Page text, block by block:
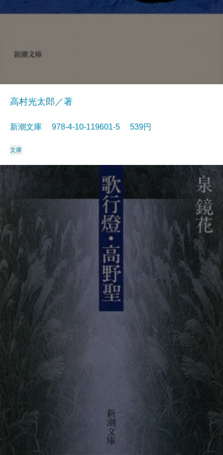
高村光太郎／著
新潮文庫 978-4-10-119601-5 539円
文庫